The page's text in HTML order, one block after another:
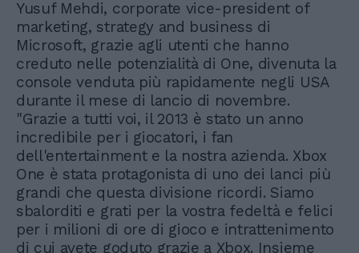
Yusuf Mehdi, corporate vice-president of
marketing, strategy and business di
Microsoft, grazie agli utenti che hanno
creduto nelle potenzialità di One, divenuta la
console venduta più rapidamente negli USA
durante il mese di lancio di novembre.
"Grazie a tutti voi, il 2013 è stato un anno
incredibile per i giocatori, i fan
dell'entertainment e la nostra azienda. Xbox
One è stata protagonista di uno dei lanci più
grandi che questa divisione ricordi. Siamo
sbalorditi e grati per la vostra fedeltà e felici
per i milioni di ore di gioco e intrattenimento
di cui avete goduto grazie a Xbox. Insieme